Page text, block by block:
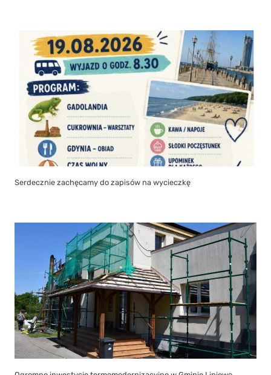
Serdecznie zachęcamy do zapisów na wycieczkę